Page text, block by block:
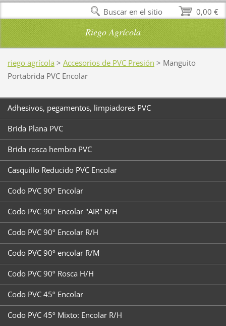
Riego Agrícola
riego agrícola > Accesorios de PVC Presión > Manguito
Portabrida PVC Encolar
Adhesivos, pegamentos, limpiadores PVC
Brida Plana PVC
Brida rosca hembra PVC
Casquillo Reducido PVC Encolar
Codo PVC 90º Encolar
Codo PVC 90º Encolar "AIR" R/H
Codo PVC 90º Encolar R/H
Codo PVC 90º encolar R/M
Codo PVC 90º Rosca H/H
Codo PVC 45º Encolar
Codo PVC 45º Mixto: Encolar R/H
0,00 €
Buscar en el sitio